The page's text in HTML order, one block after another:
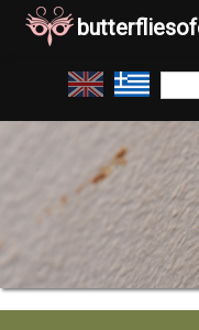
Μετάβαση
στο
περιεχόμενο
for: